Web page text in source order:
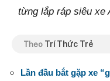
từng lắp ráp siêu xe
Theo Trí Thức Trẻ
Lần đầu bắt gặp xe